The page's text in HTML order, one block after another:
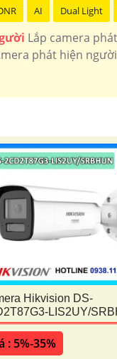
AI Dual Light
Lắp camera
phát hiện
Hikvision DS-
LIS2UY/
: 5%-35%